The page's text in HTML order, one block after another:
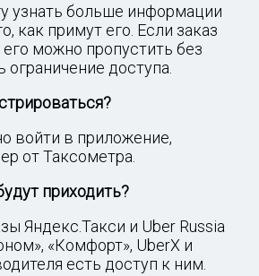
узнать больше информации
как примут его. Если заказ
его можно пропустить без
ограничение доступа.
войти в приложение,
от Таксометра.
приходить?
Яндекс.Такси и Uber Russia
«Комфорт», UberX и
есть доступ к ним.